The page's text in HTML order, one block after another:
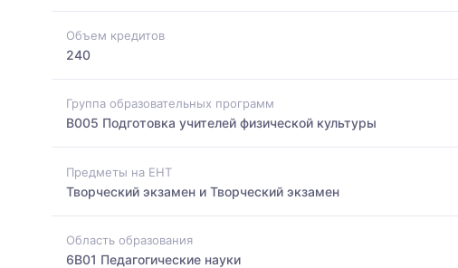
Объем кредитов
240
Группа образовательных программ
B005 Подготовка учителей физической культуры
Предметы на ЕНТ
Творческий экзамен и Творческий экзамен
Область образования
6B01 Педагогические науки